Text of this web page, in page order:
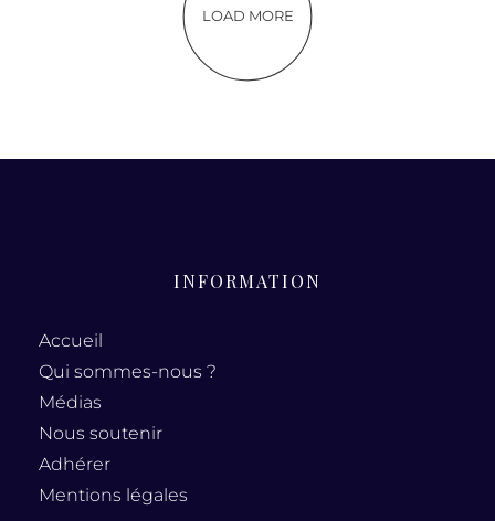
LOAD MORE
INFORMATION
Accueil
Qui sommes-nous ?
Médias
Nous soutenir
Adhérer
Mentions légales